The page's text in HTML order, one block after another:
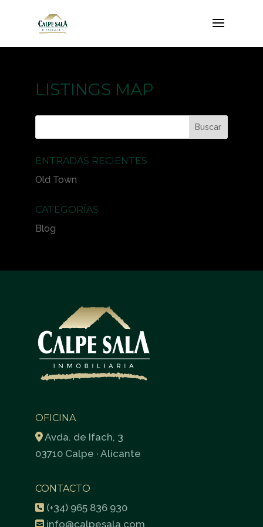
LISTINGS MAP
ENTRADAS RECIENTES
Old Town
CATEGORÍAS
Blog
OFICINA
Avda. de Ifach, 3
03710 Calpe · Alicante
CONTACTO
(+34) 965 836 930
info@calpesala.com